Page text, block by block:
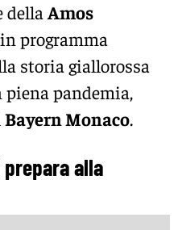
della Amos
in programma
storia giallorossa
piena pandemia,
Bayern Monaco.
alla